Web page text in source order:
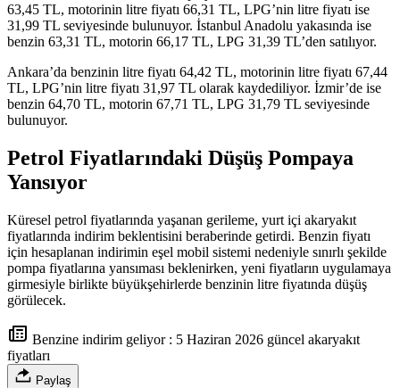
63,45 TL, motorinin litre fiyatı 66,31 TL, LPG’nin litre fiyatı ise
31,99 TL seviyesinde bulunuyor. İstanbul Anadolu yakasında ise
benzin 63,31 TL, motorin 66,17 TL, LPG 31,39 TL’den satılıyor.
Ankara’da benzinin litre fiyatı 64,42 TL, motorinin litre fiyatı 67,44
TL, LPG’nin litre fiyatı 31,97 TL olarak kaydediliyor. İzmir’de ise
benzin 64,70 TL, motorin 67,71 TL, LPG 31,79 TL seviyesinde
bulunuyor.
Petrol Fiyatlarındaki Düşüş Pompaya
Yansıyor
Küresel petrol fiyatlarında yaşanan gerileme, yurt içi akaryakıt
fiyatlarında indirim beklentisini beraberinde getirdi. Benzin fiyatı
için hesaplanan indirimin eşel mobil sistemi nedeniyle sınırlı şekilde
pompa fiyatlarına yansıması beklenirken, yeni fiyatların uygulamaya
girmesiyle birlikte büyükşehirlerde benzinin litre fiyatında düşüş
görülecek.
Benzine indirim geliyor : 5 Haziran 2026 güncel akaryakıt
fiyatları
Paylaş